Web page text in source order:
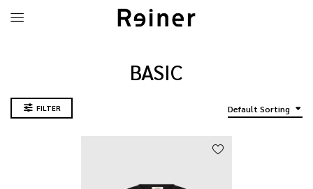
BASIC
FILTER Default Sorting